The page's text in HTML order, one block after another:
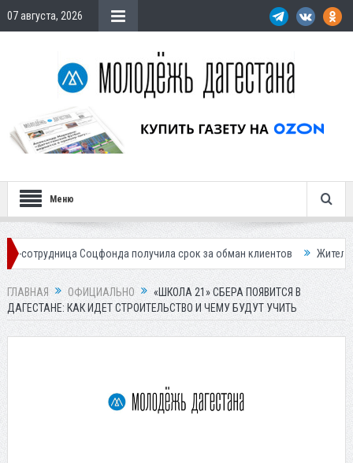
07 августа, 2026
Меню
Соцфонда получила срок за обман клиентов Жителей Дагестана
ГЛАВНАЯ ОФИЦИАЛЬНО
«ШКОЛА 21» СБЕРА ПОЯВИТСЯ В
ДАГЕСТАНЕ: КАК ИДЕТ СТРОИТЕЛЬСТВО И ЧЕМУ БУДУТ УЧИТЬ